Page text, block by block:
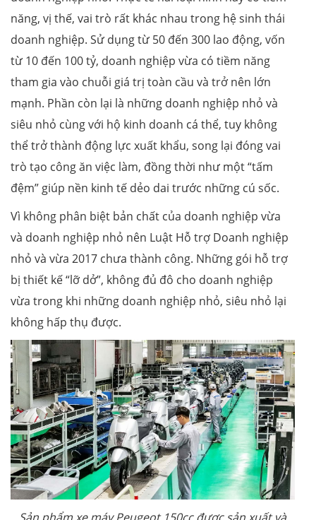
năng, vị thế, vai trò rất khác nhau trong hệ sinh thái
doanh nghiệp. Sử dụng từ 50 đến 300 lao động, vốn
từ 10 đến 100 tỷ, doanh nghiệp vừa có tiềm năng
tham gia vào chuỗi giá trị toàn cầu và trở nên lớn
mạnh. Phần còn lại là những doanh nghiệp nhỏ và
siêu nhỏ cùng với hộ kinh doanh cá thể, tuy không
thể trở thành động lực xuất khẩu, song lại đóng vai
trò tạo công ăn việc làm, đồng thời như một “tấm
đệm” giúp nền kinh tế dẻo dai trước những cú sốc.
Vì không phân biệt bản chất của doanh nghiệp vừa
và doanh nghiệp nhỏ nên Luật Hỗ trợ Doanh nghiệp
nhỏ và vừa 2017 chưa thành công. Những gói hỗ trợ
bị thiết kế “lỡ dở”, không đủ đô cho doanh nghiệp
vừa trong khi những doanh nghiệp nhỏ, siêu nhỏ lại
không hấp thụ được.